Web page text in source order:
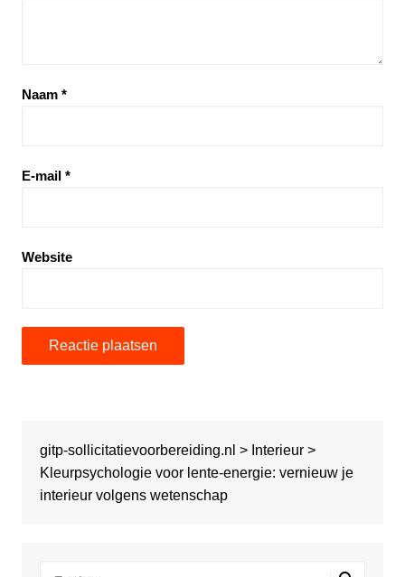
Naam *
E-mail *
Website
gitp-sollicitatievoorbereiding.nl > Interieur>
Kleurpsychologie voor lente-energie: vernieuw je
interieur volgens wetenschap